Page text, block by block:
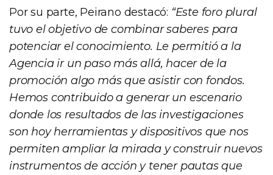
Por su parte, Peirano destacó: “Este foro plural
tuvo el objetivo de combinar saberes para
potenciar el conocimiento. Le permitió a la
Agencia ir un paso más allá, hacer de la
promoción algo más que asistir con fondos.
Hemos contribuido a generar un escenario
donde los resultados de las investigaciones
son hoy herramientas y dispositivos que nos
permiten ampliar la mirada y construir nuevos
instrumentos de acción y tener pautas que